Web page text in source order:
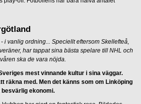
i vanlig ordning... Speciellt eftersom Skellefteå,
har tappat sina bästa spelare till NHL och
ska de vara nöjda.
mest vinnande kultur i sina väggar.
räkna med. Men det känns som om Linköping
ekonomi.